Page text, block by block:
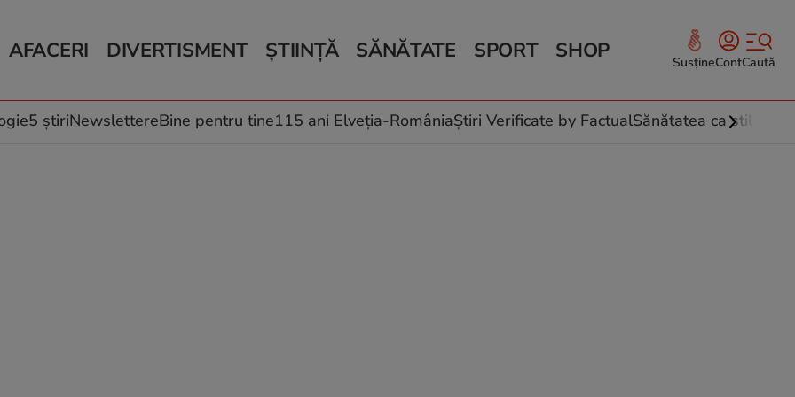
AFACERI
Auto
Locuri de muncă
DIVERTISMENT
Horoscop
Muzică și Filme
ȘTIINȚĂ
Schimbări climatice
SĂNĂTATE
Relații
Rețete culinare
SPORT SHOP SusțineContCaută
5 știriNewslettereBine pentru tine115 ani Elveția-RomâniaȘtiri Verificate by FactualSănătatea ca stil de